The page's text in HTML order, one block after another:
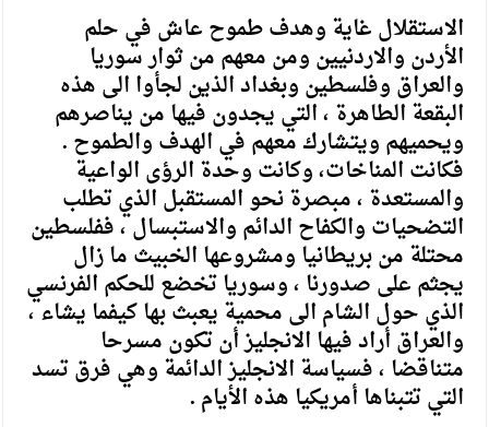
الاستقلال غاية وهدف طموح عاش في حلم
الأردن والاردنيين ومن معهم من ثوار سوريا
والعراق وفلسطين وبغداد الذين لجأوا الى هذه
البقعة الطاهرة ، التي يجدون فيها من يناصرهم
ويحميهم ويتشارك معهم في الهدف والطموح .
فكانت المناخات، وكانت وحدة الرؤى الواعية
والمستعدة ، مبصرة نحو المستقبل الذي تطلب
التضحيات والكفاح الدائم والاستبسال ، ففلسطين
محتلة من بريطانيا ومشروعها الخبيث ما زال
يجثم على صدورنا ، وسوريا تخضع للحكم الفرنسي
الذي حول الشام الى محمية يعبث بها كيفما يشاء ،
والعراق أراد فيها الانجليز أن تكون مسرحا
متناقضا ، فسياسة الانجليز الدائمة وهي فرق تسد
التي تتبناها أمريكيا هذه الأيام .